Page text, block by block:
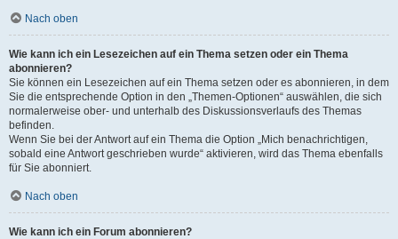
Nach oben
Wie kann ich ein Lesezeichen auf ein Thema setzen oder ein Thema
abonnieren?
Sie können ein Lesezeichen auf ein Thema setzen oder es abonnieren, in dem
Sie die entsprechende Option in den „Themen-Optionen“ auswählen, die sich
normalerweise ober- und unterhalb des Diskussionsverlaufs des Themas
befinden.
Wenn Sie bei der Antwort auf ein Thema die Option „Mich benachrichtigen,
sobald eine Antwort geschrieben wurde“ aktivieren, wird das Thema ebenfalls
für Sie abonniert.
Nach oben
Wie kann ich ein Forum abonnieren?